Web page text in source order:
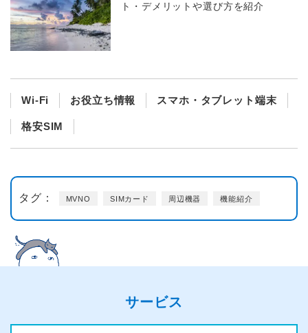
ト・デメリットや選び方を紹介
Wi-Fi お役立ち情報 スマホ・タブレット端末
格安SIM
タグ： MVNO SIMカード 周辺機器 機能紹介
サービス